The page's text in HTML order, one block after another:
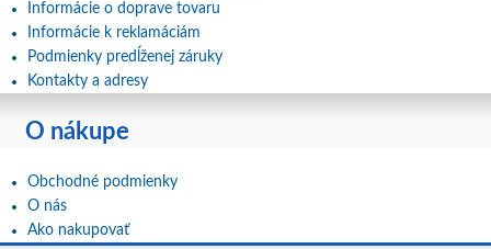
Informácie o doprave tovaru
Informácie k reklamáciám
Podmienky predĺženej záruky
Kontakty a adresy
O nákupe
Obchodné podmienky
O nás
Ako nakupovať